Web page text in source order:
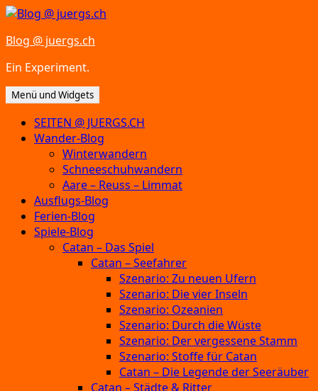
Zum
springen
Blog @ juergs.ch
Ein Experiment.
Menü und Widgets
SEITEN @ JUERGS.CH
Wander-Blog
Winterwandern
Schneeschuhwandern
Aare – Reuss – Limmat
Ausflugs-Blog
Ferien-Blog
Spiele-Blog
Catan – Das Spiel
Catan – Seefahrer
Szenario: Zu neuen Ufern
Szenario: Die vier Inseln
Szenario: Ozeanien
Szenario: Durch die Wüste
Szenario: Der vergessene Stamm
Szenario: Stoffe für Catan
Catan – Die Legende der Seeräuber
Catan – Städte & Ritter